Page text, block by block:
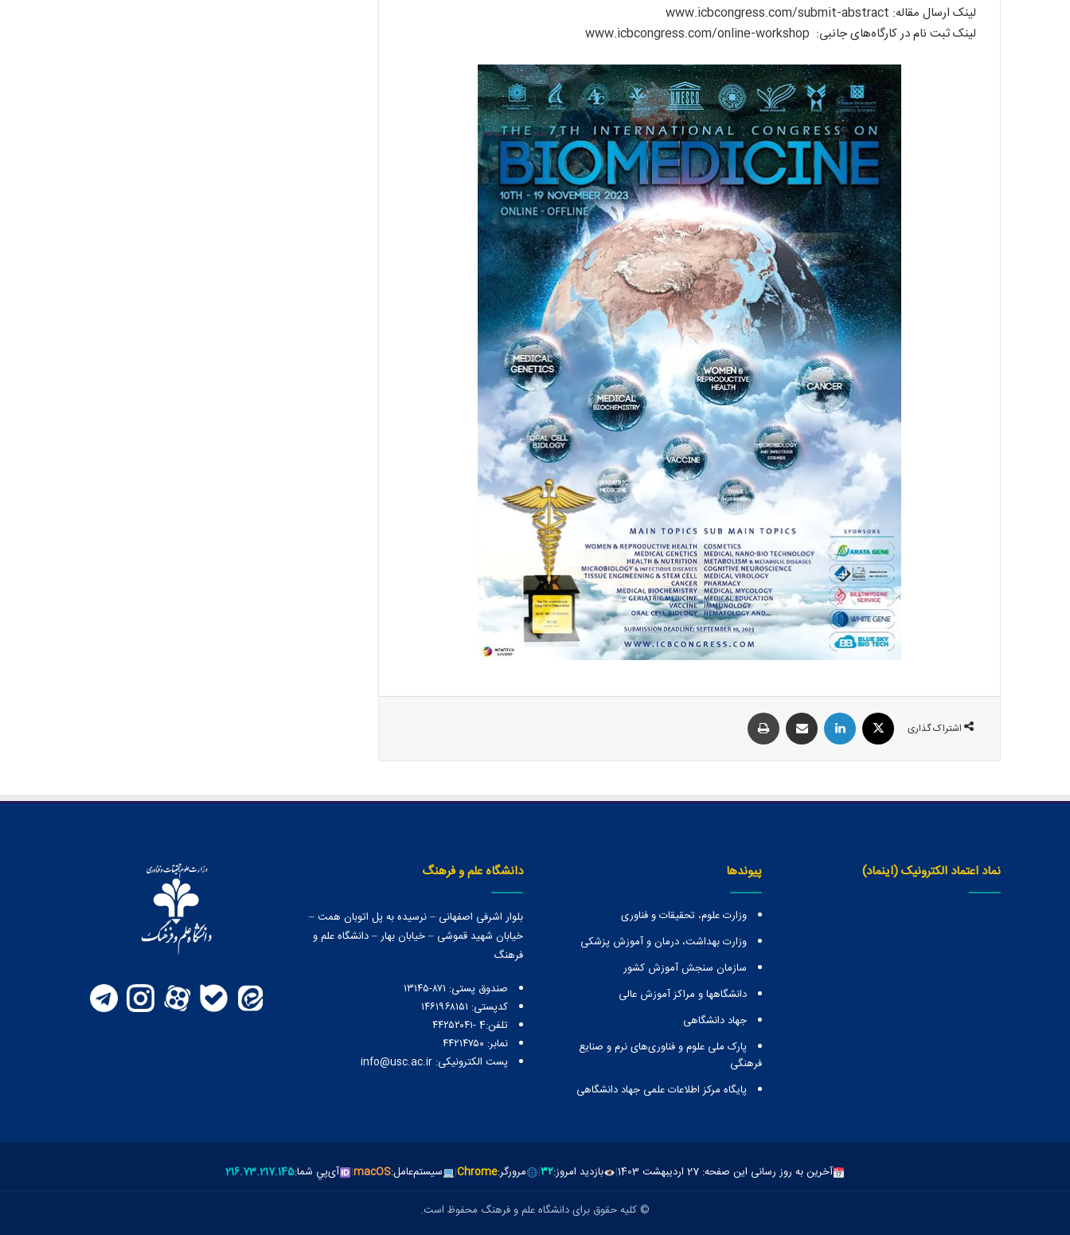
لینک ارسال مقاله: www.icbcongress.com/submit-abstract
لینک ثبت نام در کارگاه‌های جانبی: www.icbcongress.com/online-workshop
اشتراک گذاری
نماد اعتماد الکترونیک (اینماد) پیوندها
وزارت علوم، تحقیقات و فناوری
وزارت بهداشت، درمان و آموزش پزشکی
سازمان سنجش آموزش کشور
دانشگاهها و مراكز آموزش عالی
جهاد دانشگاهی
پارک ملی علوم و فناوری‌های نرم و صنایع
فرهنگی
پایگاه مرکز اطلاعات علمی جهاد دانشگاهی
دانشگاه علم و فرهنگ
بلوار اشرفی اصفهانی – نرسیده به پل اتوبان همت –
خیابان شهید قموشی – خیابان بهار – دانشگاه علم و
فرهنگ
صندوق پستی:‌ ۸۷۱-۱۳۱۴۵
کدپستی: ۱۴۶۱۹۶۸۱۵۱
تلفن:4 -۴۴۲۵۲۰۴۱
نمابر: ۴۴۲۱۴۷۵۰
پست الکترونیکی: info@usc.ac.ir
آخرین به روز رسانی این صفحه: 27 اردیبهشت 1403 | بازدید امروز:۳۲| مرورگر:Chrome
| سیستم‌عامل:macOS
| آی‌پي شما:216.73.217.145
© کلیه حقوق برای دانشگاه علم و فرهنگ محفوظ است.